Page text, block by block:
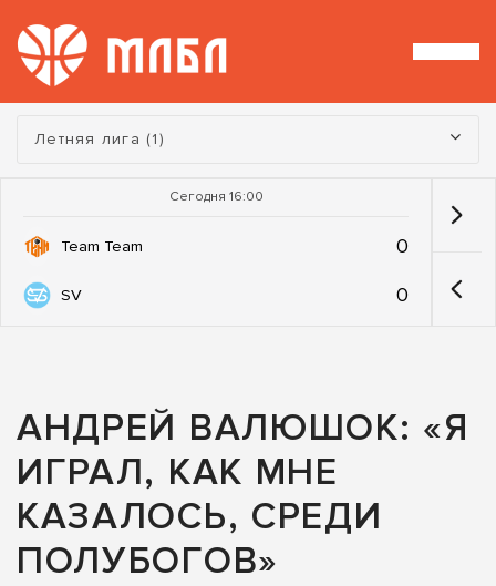
Турнир:
Летняя лига (1)
Сегодня 16:00
Team Team 0
SV 0
АНДРЕЙ ВАЛЮШОК: «Я
ИГРАЛ, КАК МНЕ
КАЗАЛОСЬ, СРЕДИ
ПОЛУБОГОВ»